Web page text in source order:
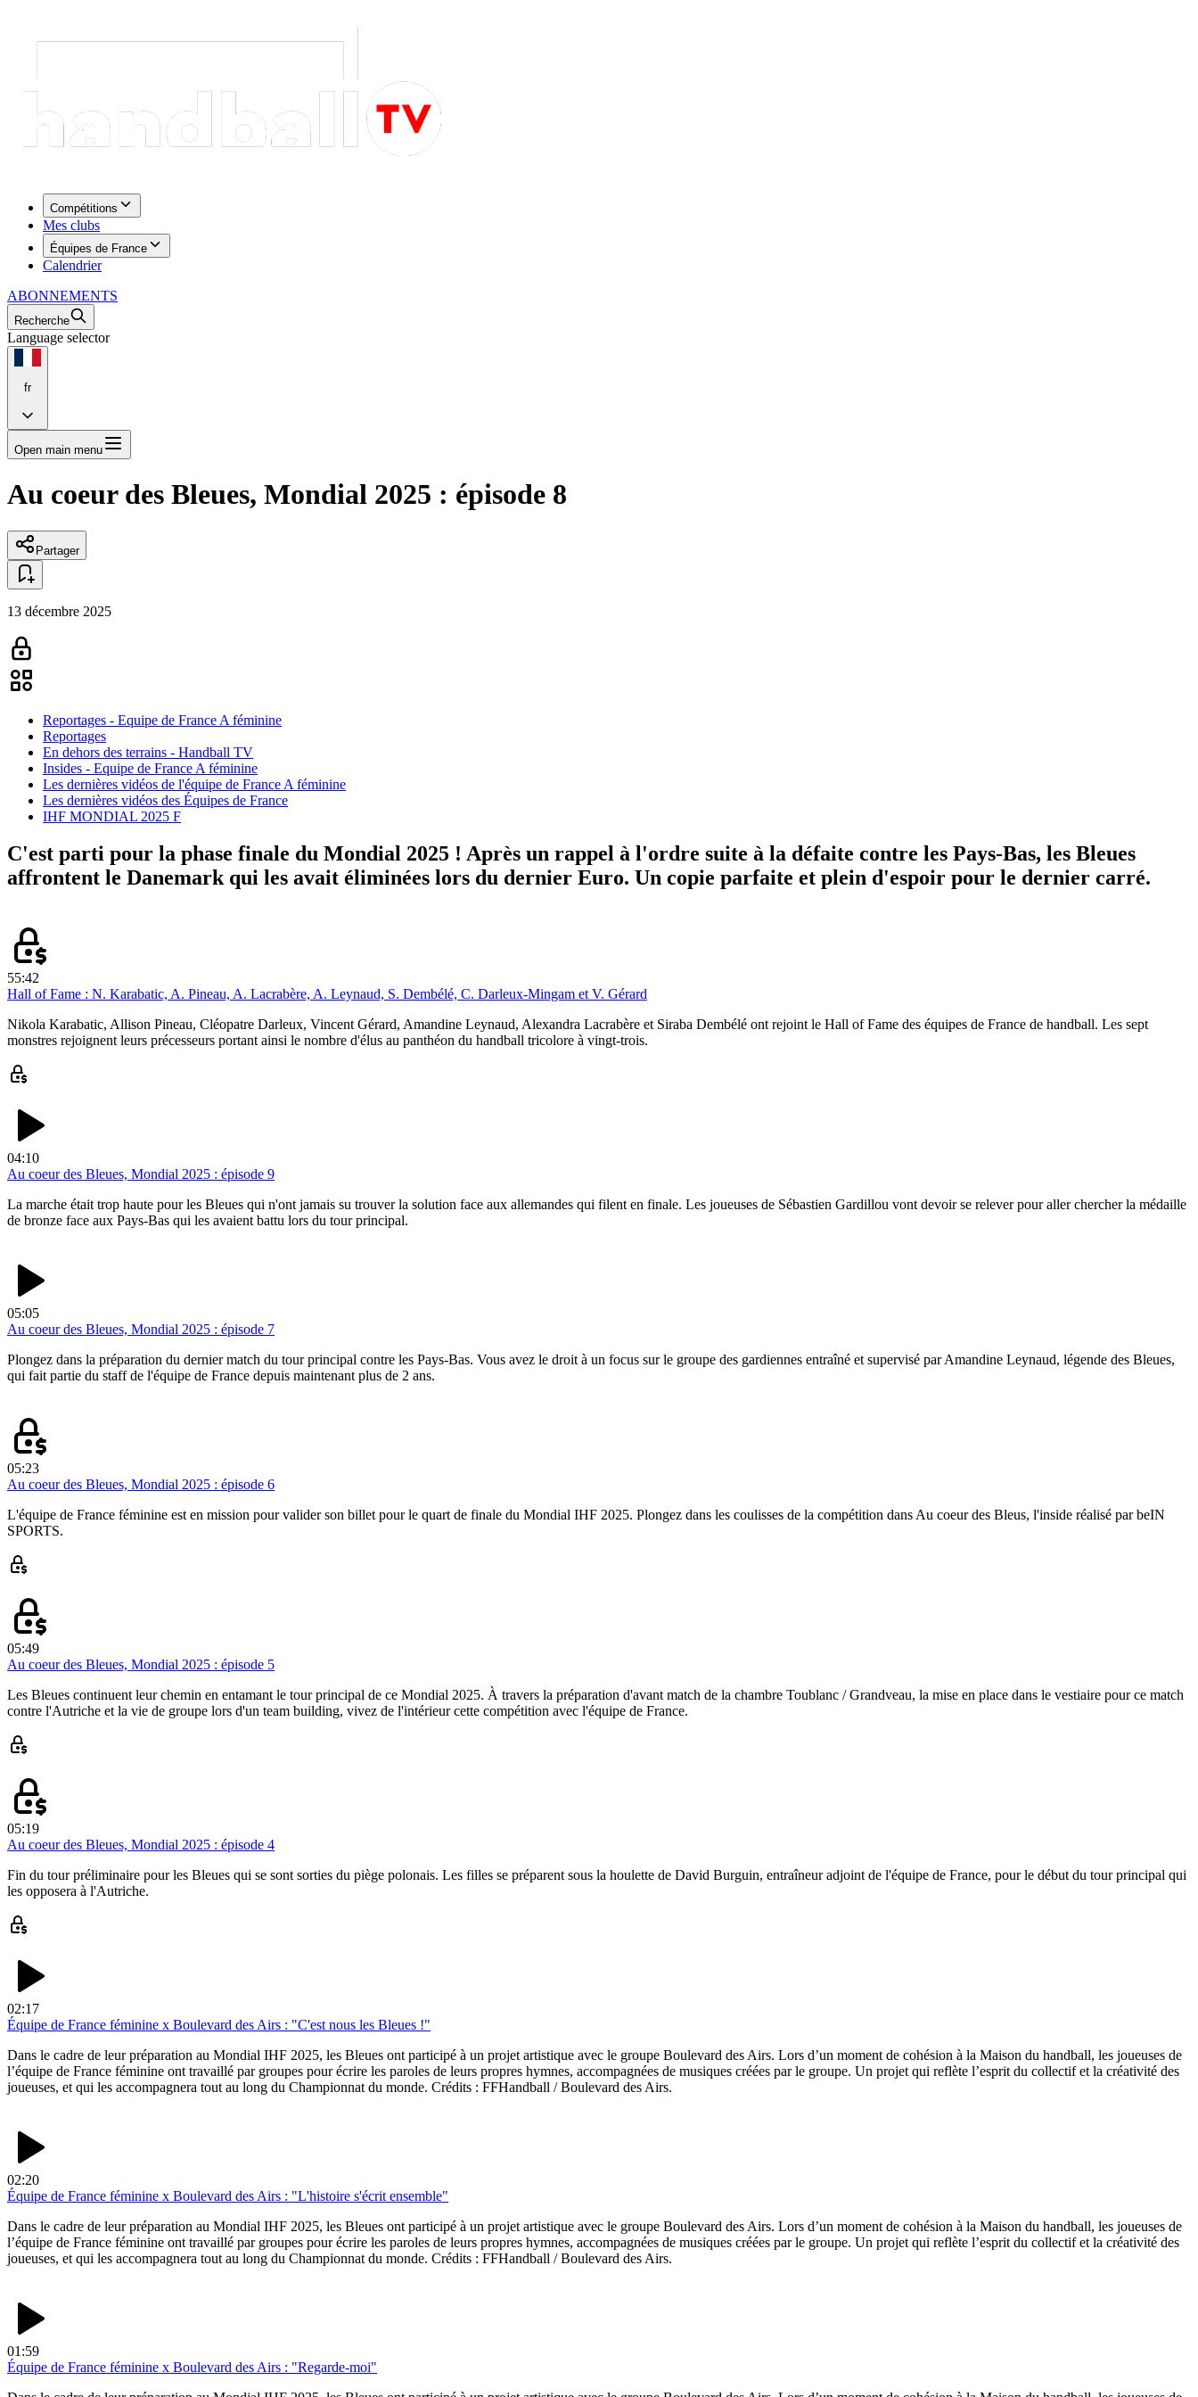
Compétitions
Mes clubs
Équipes de France
Calendrier
ABONNEMENTS
Recherche
Language selector
fr
Open main menu
Au coeur des Bleues, Mondial 2025 : épisode 8
Partager
13 décembre 2025
Reportages - Equipe de France A féminine
Reportages
En dehors des terrains - Handball TV
Insides - Equipe de France A féminine
Les dernières vidéos de l'équipe de France A féminine
Les dernières vidéos des Équipes de France
IHF MONDIAL 2025 F
C'est parti pour la phase finale du Mondial 2025 ! Après un rappel à l'ordre suite à la défaite contre les Pays-Bas, les Bleues
affrontent le Danemark qui les avait éliminées lors du dernier Euro. Un copie parfaite et plein d'espoir pour le dernier carré.
55:42
Hall of Fame : N. Karabatic, A. Pineau, A. Lacrabère, A. Leynaud, S. Dembélé, C. Darleux-Mingam et V. Gérard
Nikola Karabatic, Allison Pineau, Cléopatre Darleux, Vincent Gérard, Amandine Leynaud, Alexandra Lacrabère et Siraba Dembélé ont rejoint le Hall of Fame des équipes de France de handball. Les sept
monstres rejoignent leurs précesseurs portant ainsi le nombre d'élus au panthéon du handball tricolore à vingt-trois.
04:10
Au coeur des Bleues, Mondial 2025 : épisode 9
La marche était trop haute pour les Bleues qui n'ont jamais su trouver la solution face aux allemandes qui filent en finale. Les joueuses de Sébastien Gardillou vont devoir se relever pour aller chercher la médaille
de bronze face aux Pays-Bas qui les avaient battu lors du tour principal.
05:05
Au coeur des Bleues, Mondial 2025 : épisode 7
Plongez dans la préparation du dernier match du tour principal contre les Pays-Bas. Vous avez le droit à un focus sur le groupe des gardiennes entraîné et supervisé par Amandine Leynaud, légende des Bleues,
qui fait partie du staff de l'équipe de France depuis maintenant plus de 2 ans.
05:23
Au coeur des Bleues, Mondial 2025 : épisode 6
L'équipe de France féminine est en mission pour valider son billet pour le quart de finale du Mondial IHF 2025. Plongez dans les coulisses de la compétition dans Au coeur des Bleus, l'inside réalisé par beIN
SPORTS.
05:49
Au coeur des Bleues, Mondial 2025 : épisode 5
Les Bleues continuent leur chemin en entamant le tour principal de ce Mondial 2025. À travers la préparation d'avant match de la chambre Toublanc / Grandveau, la mise en place dans le vestiaire pour ce match
contre l'Autriche et la vie de groupe lors d'un team building, vivez de l'intérieur cette compétition avec l'équipe de France.
05:19
Au coeur des Bleues, Mondial 2025 : épisode 4
Fin du tour préliminaire pour les Bleues qui se sont sorties du piège polonais. Les filles se préparent sous la houlette de David Burguin, entraîneur adjoint de l'équipe de France, pour le début du tour principal qui
les opposera à l'Autriche.
02:17
Équipe de France féminine x Boulevard des Airs : "C'est nous les Bleues !"
Dans le cadre de leur préparation au Mondial IHF 2025, les Bleues ont participé à un projet artistique avec le groupe Boulevard des Airs. Lors d’un moment de cohésion à la Maison du handball, les joueuses de
l’équipe de France féminine ont travaillé par groupes pour écrire les paroles de leurs propres hymnes, accompagnées de musiques créées par le groupe. Un projet qui reflète l’esprit du collectif et la créativité des
joueuses, et qui les accompagnera tout au long du Championnat du monde. Crédits : FFHandball / Boulevard des Airs.
02:20
Équipe de France féminine x Boulevard des Airs : "L'histoire s'écrit ensemble"
Dans le cadre de leur préparation au Mondial IHF 2025, les Bleues ont participé à un projet artistique avec le groupe Boulevard des Airs. Lors d’un moment de cohésion à la Maison du handball, les joueuses de
l’équipe de France féminine ont travaillé par groupes pour écrire les paroles de leurs propres hymnes, accompagnées de musiques créées par le groupe. Un projet qui reflète l’esprit du collectif et la créativité des
joueuses, et qui les accompagnera tout au long du Championnat du monde. Crédits : FFHandball / Boulevard des Airs.
01:59
Équipe de France féminine x Boulevard des Airs : "Regarde-moi"